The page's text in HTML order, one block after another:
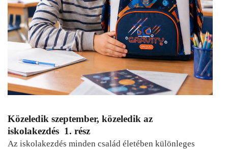
Közeledik szeptember, közeledik az
iskolakezdés 1. rész
Az iskolakezdés minden család életében különleges